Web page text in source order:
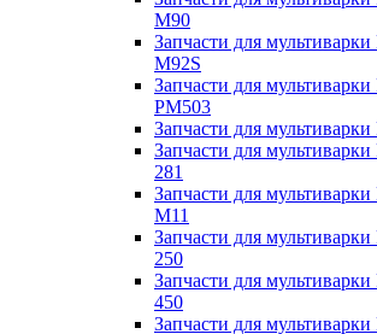
M90
Запчасти для
M92S
Запчасти для
PM503
Запчасти для
Запчасти для
281
Запчасти для
M11
Запчасти для
250
Запчасти для
450
Запчасти для